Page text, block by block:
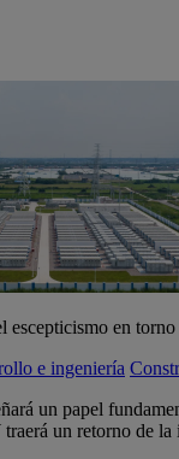
en
e ingeniería
un papel
un retorno de la